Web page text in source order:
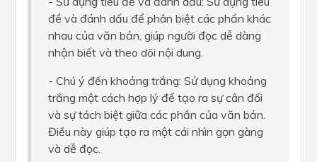
đề và đánh dấu để phân biệt các phần khác
nhau của văn bản, giúp người đọc dễ dàng
nhận biết và theo dõi nội dung.
- Chú ý đến khoảng trắng: Sử dụng khoảng
trắng một cách hợp lý để tạo ra sự cân đối
và sự tách biệt giữa các phần của văn bản.
Điều này giúp tạo ra một cái nhìn gọn gàng
và dễ đọc.